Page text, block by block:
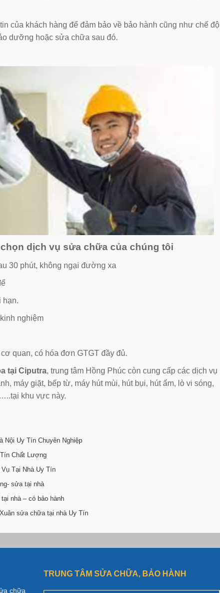
của khách hàng để đảm bảo về bảo hành cũng như chế độ
dưỡng hoặc sửa chữa sau đó.
dịch vụ sửa chữa của chúng tôi
30 phút, không ngại đường xa
hạn.
nghiệm
quan, có hóa đơn GTGT đầy đủ.
tại Ciputra, trung tâm Hồng Phúc còn cung cấp các dịch vụ
máy giặt, bếp từ, máy hút mùi, hút bụi, hút ẩm, lò vi sóng,
khu vực này.
Nội Uy Tín Chuyên Nghiệp
Chất Lượng
Tại Nhà Uy Tín
sửa tại nhà
nhà – có bảo hành
sửa chữa tại nhà Uy Tín
chữa
TRUNG TÂM SỬA CHỮA, BẢO HÀNH